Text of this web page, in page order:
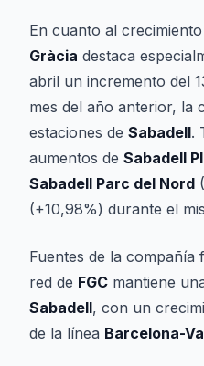
En cuanto al
Gràcia destaca
abril un incremento del
mes del año anterior, la
estaciones de Sabadell.
aumentos de Sabadell
Sabadell Parc del Nord
(+10,98%) durante el
Fuentes de la compañía
red de FGC mantiene
Sabadell, con un
de la línea Barcelona-